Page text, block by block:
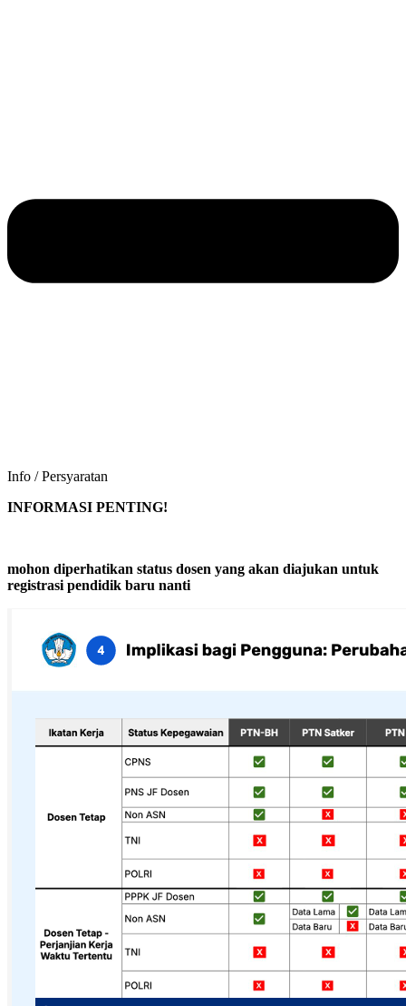
Info / Persyaratan
INFORMASI PENTING!
mohon diperhatikan status dosen yang akan diajukan untuk
registrasi pendidik baru nanti